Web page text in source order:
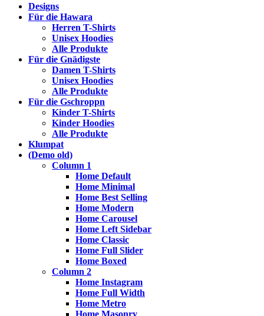
Designs
Für die Hawara
Herren T-Shirts
Unisex Hoodies
Alle Produkte
Für die Gnädigste
Damen T-Shirts
Unisex Hoodies
Alle Produkte
Für die Gschroppn
Kinder T-Shirts
Kinder Hoodies
Alle Produkte
Klumpat
(Demo old)
Column 1
Home Default
Home Minimal
Home Best Selling
Home Modern
Home Carousel
Home Left Sidebar
Home Classic
Home Full Slider
Home Boxed
Column 2
Home Instagram
Home Full Width
Home Metro
Home Masonry